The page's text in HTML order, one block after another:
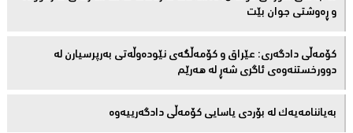
و ڕەوشتى جوان بێت
کۆمەڵى دادگەرى: عێراق و كۆمەڵگەی نێودەوڵەتی بەرپرسیارن لە
دوورخستنەوەى ئاگری شەڕ لە هەرێم
بەیاننامەیەک لە بۆردی یاسایی کۆمەڵی دادگەرییەوە